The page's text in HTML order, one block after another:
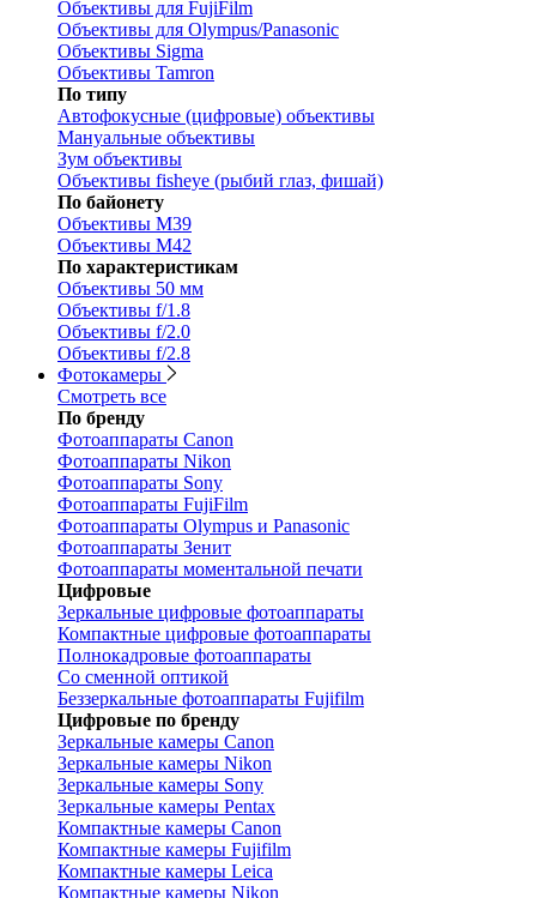
Объективы для FujiFilm
Объективы для Olympus/Panasonic
Объективы Sigma
Объективы Tamron
По типу
Автофокусные (цифровые) объективы
Мануальные объективы
Зум объективы
Объективы fisheye (рыбий глаз, фишай)
По байонету
Объективы M39
Объективы M42
По характеристикам
Объективы 50 мм
Объективы f/1.8
Объективы f/2.0
Объективы f/2.8
Фотокамеры
Смотреть все
По бренду
Фотоаппараты Canon
Фотоаппараты Nikon
Фотоаппараты Sony
Фотоаппараты FujiFilm
Фотоаппараты Olympus и Panasonic
Фотоаппараты Зенит
Фотоаппараты моментальной печати
Цифровые
Зеркальные цифровые фотоаппараты
Компактные цифровые фотоаппараты
Полнокадровые фотоаппараты
Со сменной оптикой
Беззеркальные фотоаппараты Fujifilm
Цифровые по бренду
Зеркальные камеры Canon
Зеркальные камеры Nikon
Зеркальные камеры Sony
Зеркальные камеры Pentax
Компактные камеры Canon
Компактные камеры Fujifilm
Компактные камеры Leica
Компактные камеры Nikon